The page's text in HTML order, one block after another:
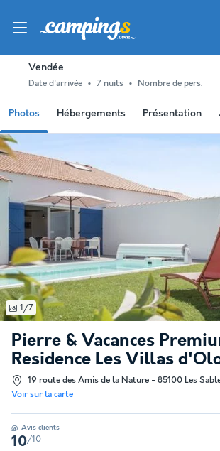
Vendée
Date d'arrivée 7 nuits Nombre de pers.
Photos Hébergements Présentation
Pierre & Vacances
Residence Les Villas
19 route des Amis de la Nature - 85100 Les
Voir sur la carte
1/7
Avis clients
10/10